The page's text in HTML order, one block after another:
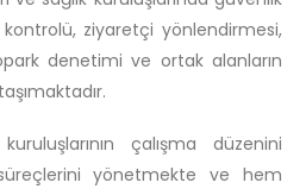
ziyaretçi yönlendirmesi,
denetimi ve ortak alanların
çalışma düzenini
yönetmekte ve hem